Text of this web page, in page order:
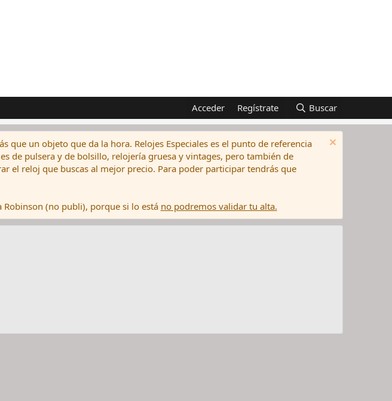
Acceder Regístrate Buscar
que un objeto que da la hora. Relojes Especiales es el punto de referencia
de pulsera y de bolsillo, relojería gruesa y vintages, pero también de
el reloj que buscas al mejor precio. Para poder participar tendrás que
(no publi), porque si lo está no podremos validar tu alta.